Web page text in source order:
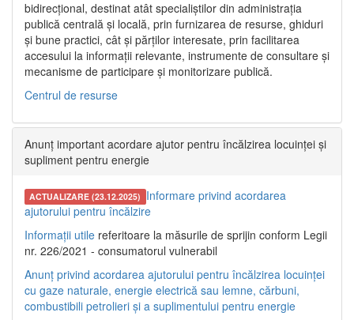
bidirecțional, destinat atât specialiștilor din administrația
publică centrală și locală, prin furnizarea de resurse, ghiduri
și bune practici, cât și părților interesate, prin facilitarea
accesului la informații relevante, instrumente de consultare și
mecanisme de participare și monitorizare publică.
Centrul de resurse
Anunț important acordare ajutor pentru încălzirea locuinței și
supliment pentru energie
ACTUALIZARE (23.12.2025) Informare privind acordarea
ajutorului pentru încălzire
Informații utile referitoare la măsurile de sprijin conform Legii
nr. 226/2021 - consumatorul vulnerabil
Anunț privind acordarea ajutorului pentru încălzirea locuinței
cu gaze naturale, energie electrică sau lemne, cărbuni,
combustibili petrolieri și a suplimentului pentru energie